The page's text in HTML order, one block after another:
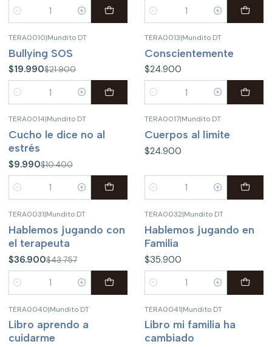
Cantidad Cantidad
-9%OFF
TERA0010|Mundito DT
Bullying SOS
$19.990$21.900
Cantidad
TERA0013|Mundito DT
Conscientemente
$24.900
Cantidad
TERA0014|Mundito DT
Cucho le dice no al
estrés
$9.990$10.400
Cantidad
TERA0017|Mundito DT
Cuerpos al límite
$24.900
Cantidad
OFF
TERA0031|Mundito DT
Hablemos jugando con
el terapeuta
$36.900$43.757
Cantidad
TERA0032|Mundito DT
Hablemos jugando en
Familia
$35.900
Cantidad
TERA0040|Mundito DT
Libro aprendo a
cuidarme
TERA0041|Mundito DT
Libro mi familia ha
cambiado